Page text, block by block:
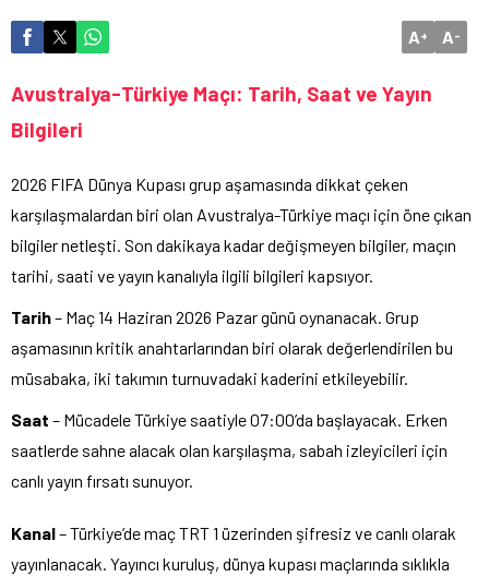
A+ A-
Avustralya-Türkiye Maçı: Tarih, Saat ve Yayın
Bilgileri
2026 FIFA Dünya Kupası grup aşamasında dikkat çeken
karşılaşmalardan biri olan Avustralya-Türkiye maçı için öne çıkan
bilgiler netleşti. Son dakikaya kadar değişmeyen bilgiler, maçın
tarihi, saati ve yayın kanalıyla ilgili bilgileri kapsıyor.
Tarih– Maç 14 Haziran 2026 Pazar günü oynanacak. Grup
aşamasının kritik anahtarlarından biri olarak değerlendirilen bu
müsabaka, iki takımın turnuvadaki kaderini etkileyebilir.
Saat – Mücadele Türkiye saatiyle 07:00’da başlayacak. Erken
saatlerde sahne alacak olan karşılaşma, sabah izleyicileri için
canlı yayın fırsatı sunuyor.
Kanal– Türkiye’de maç TRT 1 üzerinden şifresiz ve canlı olarak
yayınlanacak. Yayıncı kuruluş, dünya kupası maçlarında sıklıkla